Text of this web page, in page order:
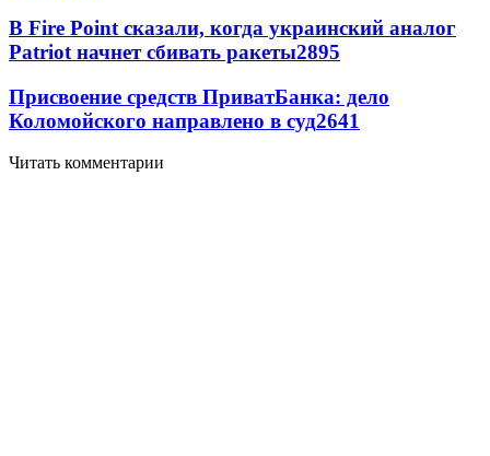
В Fire Point сказали, когда украинский аналог
Patriot начнет сбивать ракеты2895
Присвоение средств ПриватБанка: дело
Коломойского направлено в суд2641
Читать комментарии